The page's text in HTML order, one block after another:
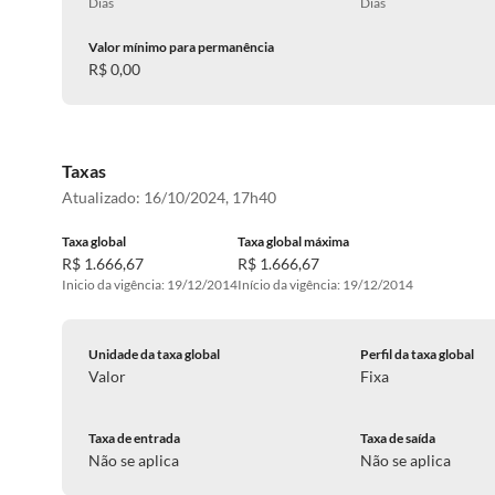
Valor mínimo para permanência
R$ 0,00
Taxas
Atualizado: 16/10/2024, 17h40
Taxa global
R$ 1.666,67
Inicio da vigência: 19/12/2014
Taxa global máxima
R$ 1.666,67
Início da vigência: 19/12/2014
Unidade da taxa global
Valor
Perfil da taxa global
Fixa
Taxa de entrada
Não se aplica
Taxa de saída
Não se aplica